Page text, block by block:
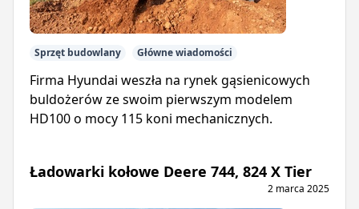
Sprzęt budowlany Główne wiadomości
Firma Hyundai weszła na rynek gąsienicowych
buldożerów ze swoim pierwszym modelem
HD100 o mocy 115 koni mechanicznych.
Ładowarki kołowe Deere 744, 824 X Tier
2 marca 2025